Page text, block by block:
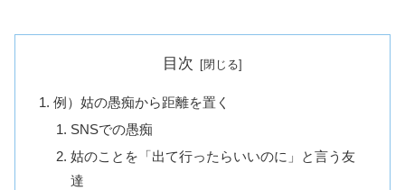
目次
例）姑の愚痴から距離を置く
SNSでの愚痴
姑のことを「出て行ったらいいのに」と言う友
達